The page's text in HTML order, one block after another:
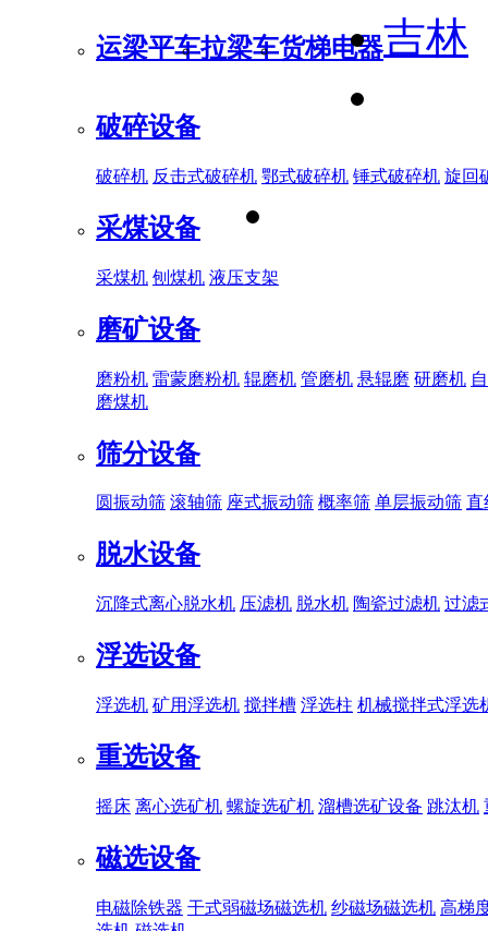
运梁平车拉梁车货梯电器
破碎设备
破碎机 反击式破碎机 鄂式破碎机 锤式破碎机 旋回
采煤设备
采煤机 刨煤机 液压支架
磨矿设备
磨粉机 雷蒙磨粉机 辊磨机 管磨机 悬辊磨 研磨机
磨煤机
筛分设备
圆振动筛 滚轴筛 座式振动筛 概率筛 单层振动筛 直
脱水设备
沉降式离心脱水机 压滤机 脱水机 陶瓷过滤机 过滤
浮选设备
浮选机 矿用浮选机 搅拌槽 浮选柱 机械搅拌式浮选
重选设备
摇床 离心选矿机 螺旋选矿机 溜槽选矿设备 跳汰机
磁选设备
电磁除铁器 干式弱磁场磁选机 纱磁场磁选机 高梯
吉林